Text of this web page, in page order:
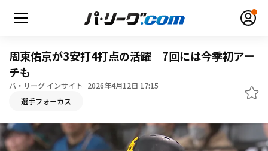
HOME
周東佑京が3安打4打点の活躍 7回には今季初アー
チも
パ・リーグ インサイト 2026年4月12日 17:15
選手フォーカス